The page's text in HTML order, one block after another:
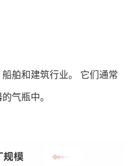
舶和建筑行业。 它们通常
气瓶中。